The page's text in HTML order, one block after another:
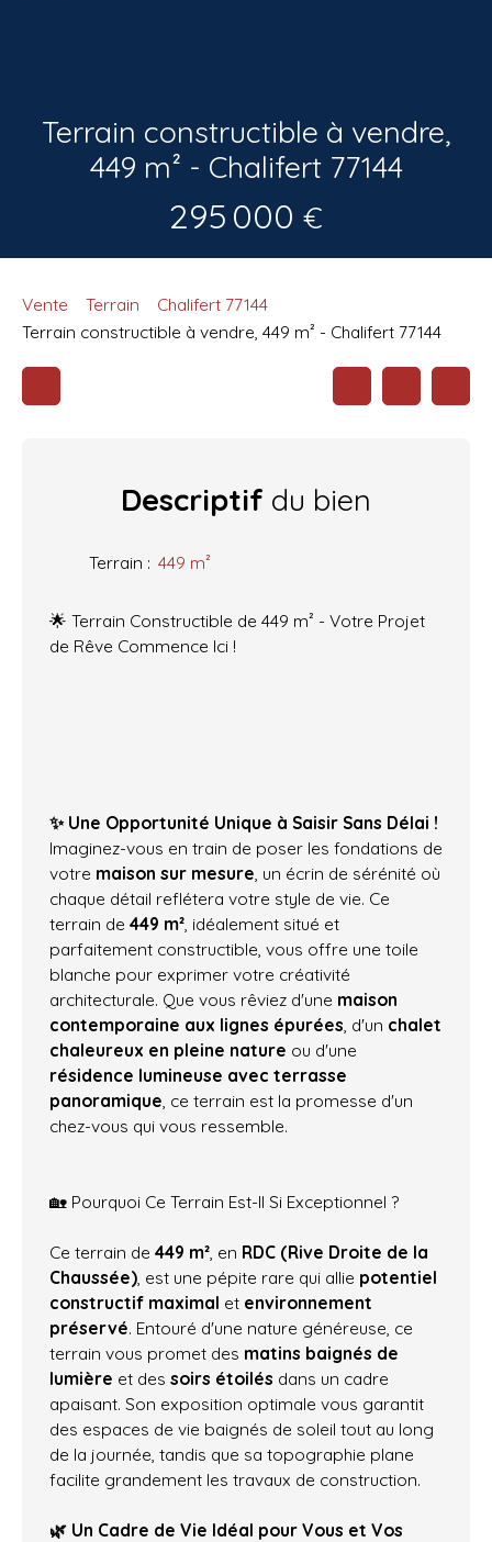
Terrain constructible à vendre,
449 m² - Chalifert 77144
295 000 €
Vente Terrain
Chalifert 77144
Terrain constructible à vendre, 449 m² - Chalifert 77144
Descriptif du bien
Terrain : 449 m²
🌟 Terrain Constructible de 449 m² - Votre Projet
de Rêve Commence Ici !
✨ Une Opportunité Unique à Saisir Sans Délai !
Imaginez-vous en train de poser les fondations de
votre maison sur mesure , un écrin de sérénité où
chaque détail reflétera votre style de vie. Ce
terrain de 449 m² , idéalement situé et
parfaitement constructible, vous offre une toile
blanche pour exprimer votre créativité
architecturale. Que vous rêviez d'une maison
contemporaine aux lignes épurées , d'un chalet
chaleureux en pleine nature ou d'une
résidence lumineuse avec terrasse
panoramique , ce terrain est la promesse d'un
chez-vous qui vous ressemble.
🏡 Pourquoi Ce Terrain Est-Il Si Exceptionnel ?
Ce terrain de 449 m² , en RDC (Rive Droite de la
Chaussée) , est une pépite rare qui allie potentiel
constructif maximal et environnement
préservé. Entouré d'une nature généreuse, ce
terrain vous promet des matins baignés de
lumière et des soirs étoilés dans un cadre
apaisant. Son exposition optimale vous garantit
des espaces de vie baignés de soleil tout au long
de la journée, tandis que sa topographie plane
facilite grandement les travaux de construction.
🌿 Un Cadre de Vie Idéal pour Vous et Vos